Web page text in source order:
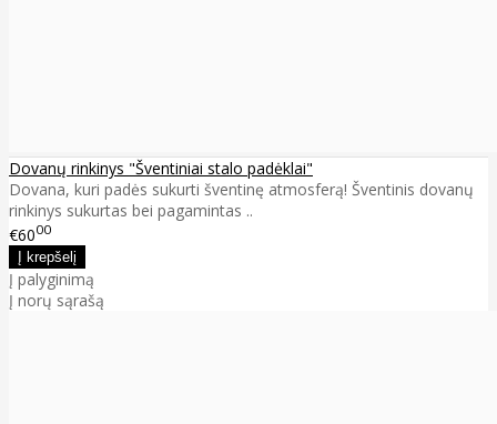
Dovanų rinkinys "Šventiniai stalo padėklai"
Dovana, kuri padės sukurti šventinę atmosferą! Šventinis dovanų
rinkinys sukurtas bei pagamintas ..
€6000
Į palyginimą
Į norų sąrašą